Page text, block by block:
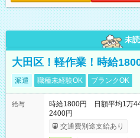
未読
大田区！軽作業！時給
派遣 職種未経験OK ブランクOK
給与
時給1800円 日額平均1万
2400円
交通費別途支給あり